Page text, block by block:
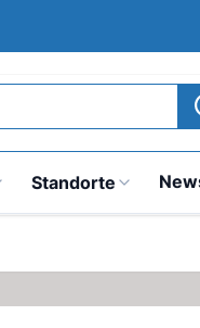
Standorte